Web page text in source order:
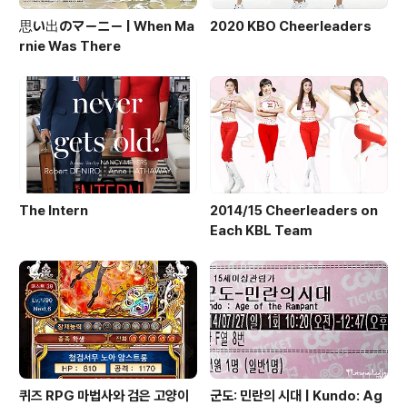
思い出のマーニー | When Ma
rnie Was There
2020 KBO Cheerleaders
The Intern
2014/15 Cheerleaders on
Each KBL Team
퀴즈 RPG 마법사와 검은 고양이
군도: 민란의 시대 | Kundo: Ag